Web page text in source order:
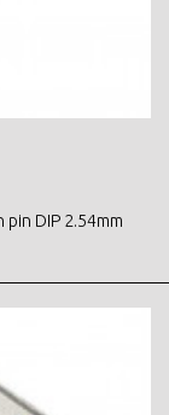
DIP 2.54mm